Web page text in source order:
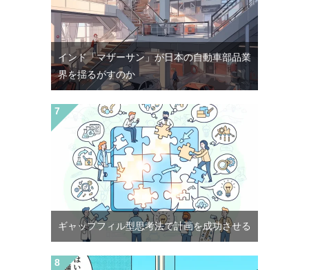
インド「マザーサン」が日本の自動車部品業
界を揺るがすのか
ギャップフィル型思考法で計画を成功させる